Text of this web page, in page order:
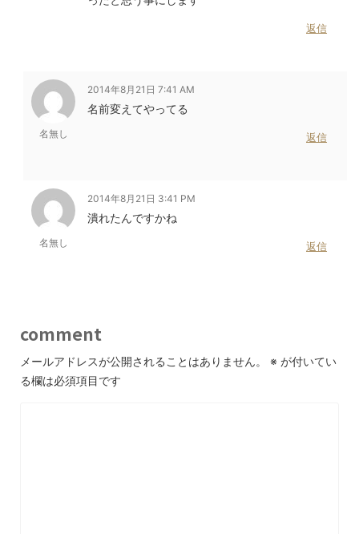
返信
名無し
2014年8月21日 7:41 AM
名前変えてやってる
返信
名無し
2014年8月21日 3:41 PM
潰れたんですかね
返信
comment
メールアドレスが公開されることはありません。 ※ が付いてい
る欄は必須項目です